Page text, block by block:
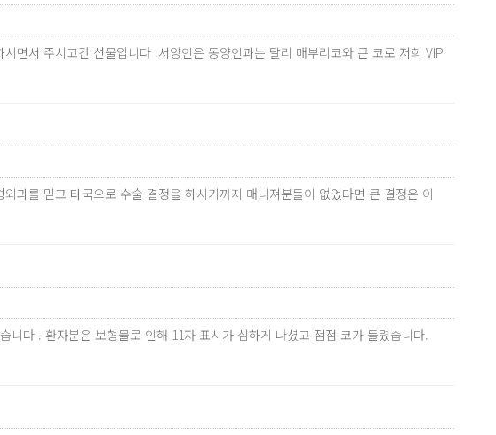
면서 주시고간 선물입니다 .서양인은 동양인과는 달리 매부리코와 큰 코로 저희 VIP
과를 믿고 타국으로 수술 결정을 하시기까지 매니져분들이 없었다면 큰 결정은 이
다 . 환자분은 보형물로 인해 11자 표시가 심하게 나셨고 점점 코가 들렸습니다.